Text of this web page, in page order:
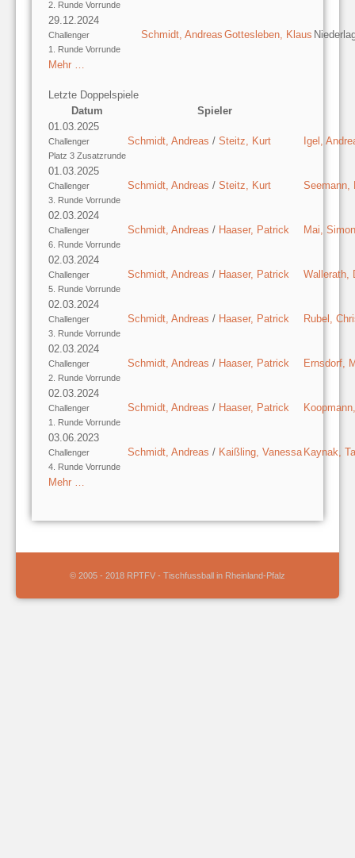
2. Runde Vorrunde
29.12.2024
Challenger
1. Runde Vorrunde
Schmidt, Andreas Gottesleben, Klaus
Mehr …
Letzte Doppelspiele
Datum
Spieler
01.03.2025
Challenger
Platz 3 Zusatzrunde
Schmidt, Andreas / Steitz, Kurt Igel,
01.03.2025
Challenger
3. Runde Vorrunde
Schmidt, Andreas / Steitz, Kurt Seemann,
02.03.2024
Challenger
6. Runde Vorrunde
Schmidt, Andreas / Haaser, Patrick Mai, Simon
02.03.2024
Challenger
5. Runde Vorrunde
Schmidt, Andreas / Haaser, Patrick Wallerath,
02.03.2024
Challenger
3. Runde Vorrunde
Schmidt, Andreas / Haaser, Patrick Rubel,
02.03.2024
Challenger
2. Runde Vorrunde
Schmidt, Andreas / Haaser, Patrick Ernsdorf,
02.03.2024
Challenger
1. Runde Vorrunde
Schmidt, Andreas / Haaser, Patrick
03.06.2023
Challenger
4. Runde Vorrunde
Schmidt, Andreas / Kaißling, Vanessa Kaynak,
Mehr …
© 2005 - 2018 RPTFV - Tischfussball in Rheinland-Pfalz